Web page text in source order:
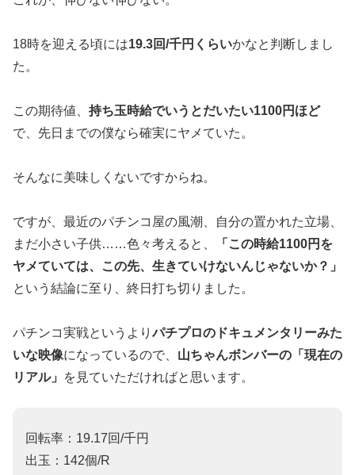
18時を迎える頃には19.3回/千円くらいかなと判断しまし
た 。
この期待値、 持ち玉時給でいうとだいたい1100円ほど
で、先日 までの僕なら確実にヤメていた。
そんなに美味しくないですからね。
ですが、最近のパチンコ屋の風潮、自分の置かれた立場、
まだ小さ い子供……色々考えると、
「この時給1100円を
ヤメていては、この先、生きていけないんじゃないか？」
という結論に至り、終日 打ち切りました。
パチンコ実戦というよりパチプロのドキュメンタリーみた
いな映像になっているので、 山ちゃんボンバーの「現在の
リアル」
を見ていただければと思います。
回転率：19.17回/千円
出玉：142個/R